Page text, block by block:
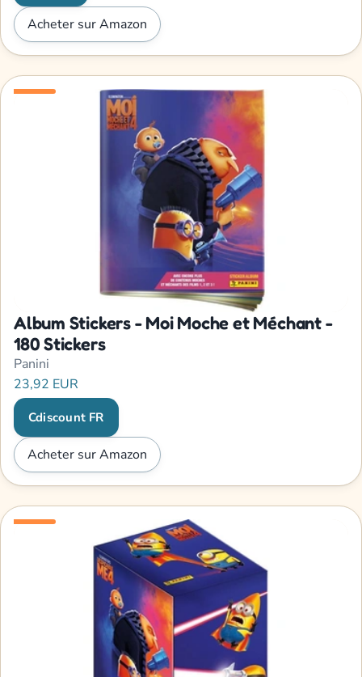
Acheter sur Amazon
Album Stickers - Moi Moche et Méchant -
180 Stickers
Panini
23,92 EUR
Cdiscount FR
Acheter sur Amazon